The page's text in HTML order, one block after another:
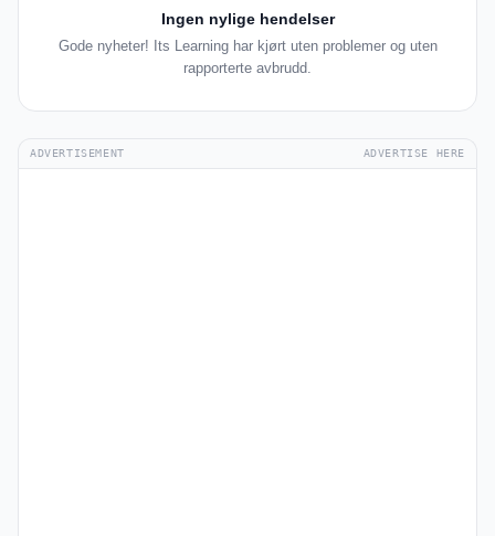
Ingen nylige hendelser
Gode nyheter! Its Learning har kjørt uten problemer og uten
rapporterte avbrudd.
ADVERTISEMENT ADVERTISE HERE